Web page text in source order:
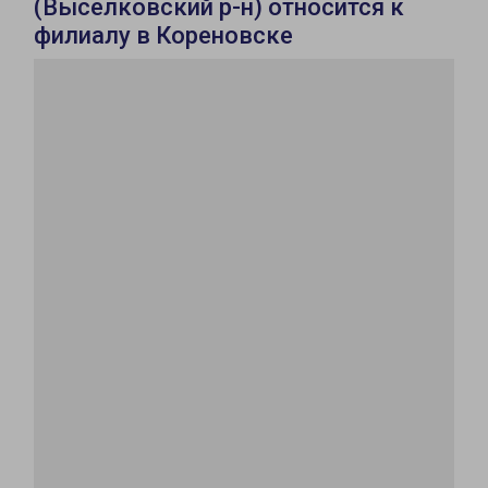
(Выселковский р-н) относится к
филиалу в Кореновске